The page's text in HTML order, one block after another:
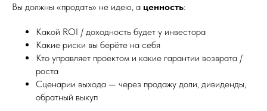
Вы должны «продать» не идею, а ценность:
Какой ROI / доходность будет у инвестора
Какие риски вы берёте на себя
Кто управляет проектом и какие гарантии возврата /
роста
Сценарии выхода — через продажу доли, дивиденды,
обратный выкуп